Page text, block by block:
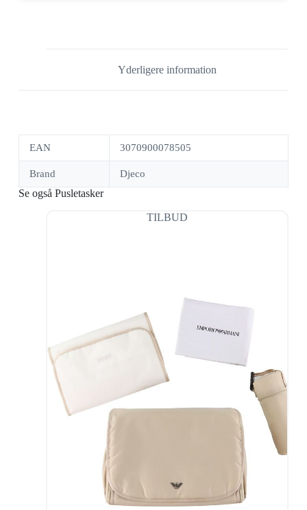
Yderligere information
EAN 3070900078505
Brand Djeco
Se også Pusletasker
TILBUD